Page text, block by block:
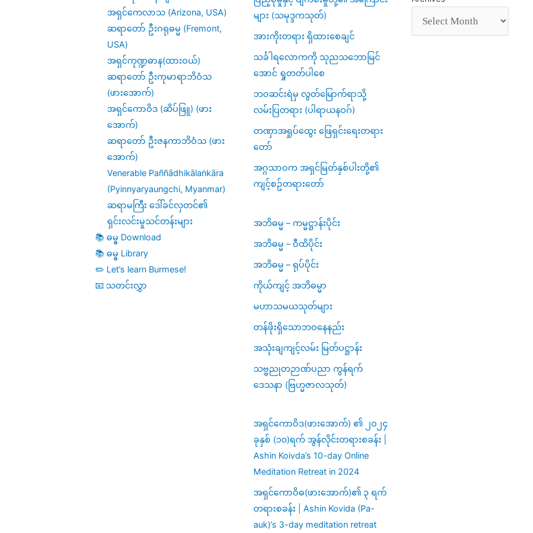
အရှင်ကေလာသ (Arizona, USA)
ဆရာတော် ဦးဂရုဓမ္မ (Fremont,
USA)
အရှင်ကုဏ္ဍဓာန(ထားဝယ်)
ဆရာတော် ဦးကုမာရာဘိဝံသ
(ဖားအောက်)
အရှင်ကောဝိဒ (ဆိပ်ဖြူ) (ဖား
အောက်)
ဆရာတော် ဦးဇနကာဘိဝံသ (ဖား
အောက်)
Venerable Paññādhikālaṅkāra
(Pyinnyaryaungchi, Myanmar)
ဆရာမကြီး ဒေါ်ခင်လှတင်၏
ရှင်းလင်းမှုသင်တန်းများ
📚 ဓမ္ဓ Download
📚 ဓမ္ဓ Library
✏️ Let’s learn Burmese!
📧 သတင်းလွှာ
များ (သမုဒ္ဒကသုတ်)
အားကိုးတရား ရှိထားစေချင်
သင်္ခါရလောကကို သုညသဘောမြင်
အောင် ရှုတတ်ပါစေ
ဘဝဆင်းရဲမှ လွတ်မြောက်ရာသို့
လမ်းပြတရား (ပါရာယနဝဂ်)
တဏှာအရှုပ်ထွေး ဖြေရှင်းရေးတရား
တော်
အဂ္ဂသာဝက အရှင်မြတ်နှစ်ပါးတို့၏
ကျင့်စဥ်တရားတော်
အဘိဓမ္မ – ကမ္မဋ္ဌာန်းပိုင်း
အဘိဓမ္မ – ဝီထိပိုင်း
အဘိဓမ္မ – ရုပ်ပိုင်း
ကိုယ်ကျင့် အဘိဓမ္မာ
မဟာသမယသုတ်များ
တန်ဖိုးရှိသောဘဝနေနည်း
အသုံးချကျင့်လမ်း မြတ်ပဋ္ဌာန်း
သဗ္ဗညုတဉာဏ်ပညာ ကွန်ရက်
ဒေသနာ (ဗြဟ္မဇာလသုတ်)
အရှင်ကောဝိဒ(ဖားအောက်) ၏ ၂၀၂၄
ခုနှစ် (၁၀)ရက် အွန်လိုင်းတရားစခန်း |
Ashin Koivda’s 10-day Online
Meditation Retreat in 2024
အရှင်ကောဝိဓ(ဖားအောက်)၏ ၃ ရက်
တရားစခန်း | Ashin Kovida (Pa-
auk)’s 3-day meditation retreat